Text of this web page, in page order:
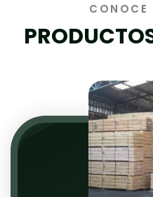
CONOCE